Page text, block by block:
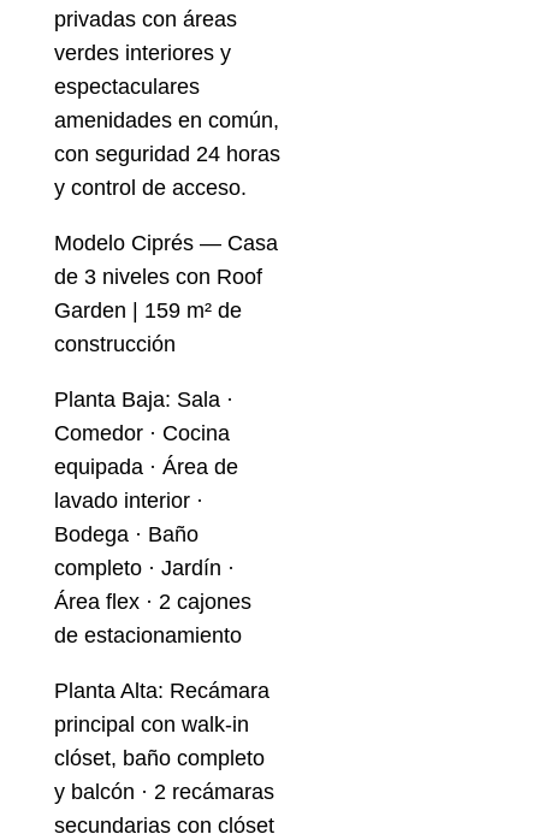
privadas con áreas
verdes interiores y
espectaculares
amenidades en común,
con seguridad 24 horas
y control de acceso.
Modelo Ciprés — Casa
de 3 niveles con Roof
Garden | 159 m² de
construcción
Planta Baja: Sala ·
Comedor · Cocina
equipada · Área de
lavado interior ·
Bodega · Baño
completo · Jardín ·
Área flex · 2 cajones
de estacionamiento
Planta Alta: Recámara
principal con walk-in
clóset, baño completo
y balcón · 2 recámaras
secundarias con clóset